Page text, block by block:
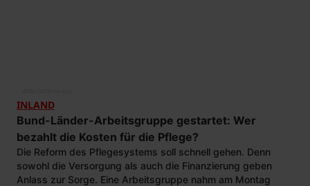
INLAND
Bund-Länder-Arbeitsgruppe gestartet: Wer
bezahlt die Kosten für die Pflege?
Die Reform des Pflegesystems soll schnell gehen. Denn
sowohl die Versorgung als auch die Finanzierung geben
Anlass zur Sorge. Eine Arbeitsgruppe nahm am Montag